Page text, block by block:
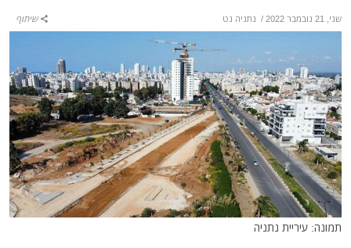
שני, 21 נובמבר 2022 / נתניה נט שיתוף
תמונה: עיריית נתניה